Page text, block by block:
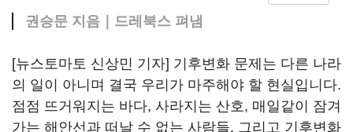
권승문 지음｜드레북스 펴냄
[뉴스토마토 신상민 기자] 기후변화 문제는 다른 나라
의 일이 아니며 결국 우리가 마주해야 할 현실입니다.
점점 뜨거워지는 바다, 사라지는 산호, 매일같이 잠겨
가는 해안선과 떠날 수 없는 사람들, 그리고 기후변화